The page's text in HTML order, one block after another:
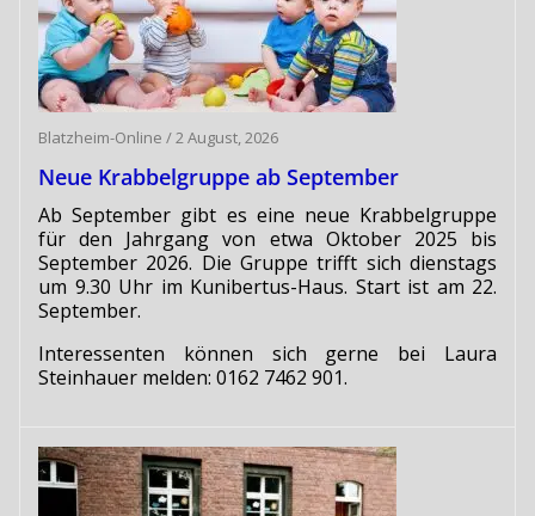
Blatzheim-Online / 2 August, 2026
Neue Krabbelgruppe ab September
Ab September gibt es eine neue Krabbelgruppe
für den Jahrgang von etwa Oktober 2025 bis
September 2026. Die Gruppe trifft sich dienstags
um 9.30 Uhr im Kunibertus-Haus. Start ist am 22.
September.
Interessenten können sich gerne bei Laura
Steinhauer melden: 0162 7462 901.